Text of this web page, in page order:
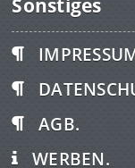
Sonstiges
AGB.
WERBEN.